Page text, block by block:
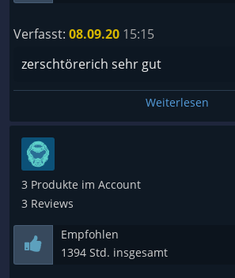
Verfasst: 08.09.20 15:15
zerschtörerich sehr gut
Weiterlesen
3 Produkte im Account
3 Reviews
Empfohlen
1394 Std. insgesamt